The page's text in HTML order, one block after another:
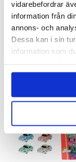
vidarebefordrar
information från
annons- och
Dessa kan i sin
information som
Pläd med
99 kr